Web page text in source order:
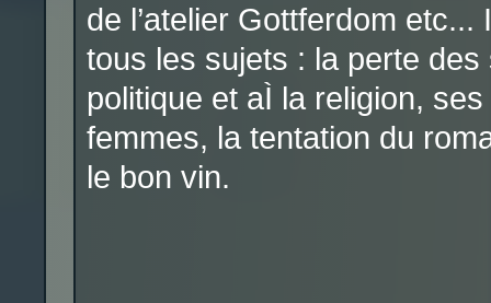
de l’atelier Gottferdom
tous les sujets : la perte
politique et aÌ la religion,
femmes, la tentation du
le bon vin.